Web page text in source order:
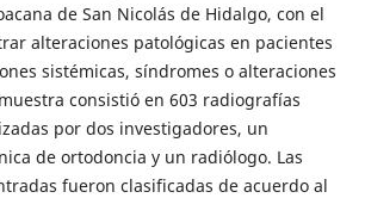
de San Nicolás de Hidalgo, con el
alteraciones patológicas en pacientes
sistémicas, síndromes o alteraciones
consistió en 603 radiografías
por dos investigadores, un
de ortodoncia y un radiólogo. Las
fueron clasificadas de acuerdo al